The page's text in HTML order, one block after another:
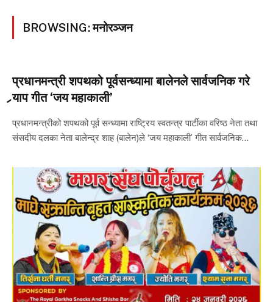
BROWSING:मनोरञ्जन
प्रधानमन्त्री शपथको पूर्वसन्ध्यामा बालेनले सार्वजनिक गरे
र्‍याप गीत ‘जय महाकाली’
प्रधानमन्त्रीको शपथको पूर्व सन्ध्यामा राष्ट्रिय स्वतन्त्र पार्टीका वरिष्ठ नेता तथा
संसदीय दलका नेता बालेन्द्र शाह (बालेन)ले ‘जय महाकाली’ गीत सार्वजनिक…